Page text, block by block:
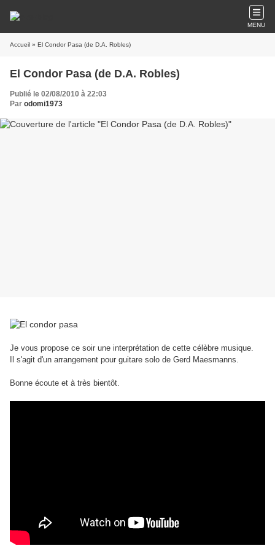
MENU
Accueil » El Condor Pasa (de D.A. Robles)
El Condor Pasa (de D.A. Robles)
Publié le 02/08/2010 à 22:03
Par odomi1973
Je vous propose ce soir une interprétation de cette célèbre musique.
Il s'agit d'un arrangement pour guitare solo de Gerd Maesmanns.
Bonne écoute et à très bientôt.